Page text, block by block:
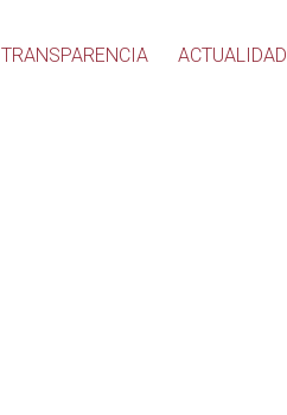
TRANSPARENCIA ACTUALIDAD